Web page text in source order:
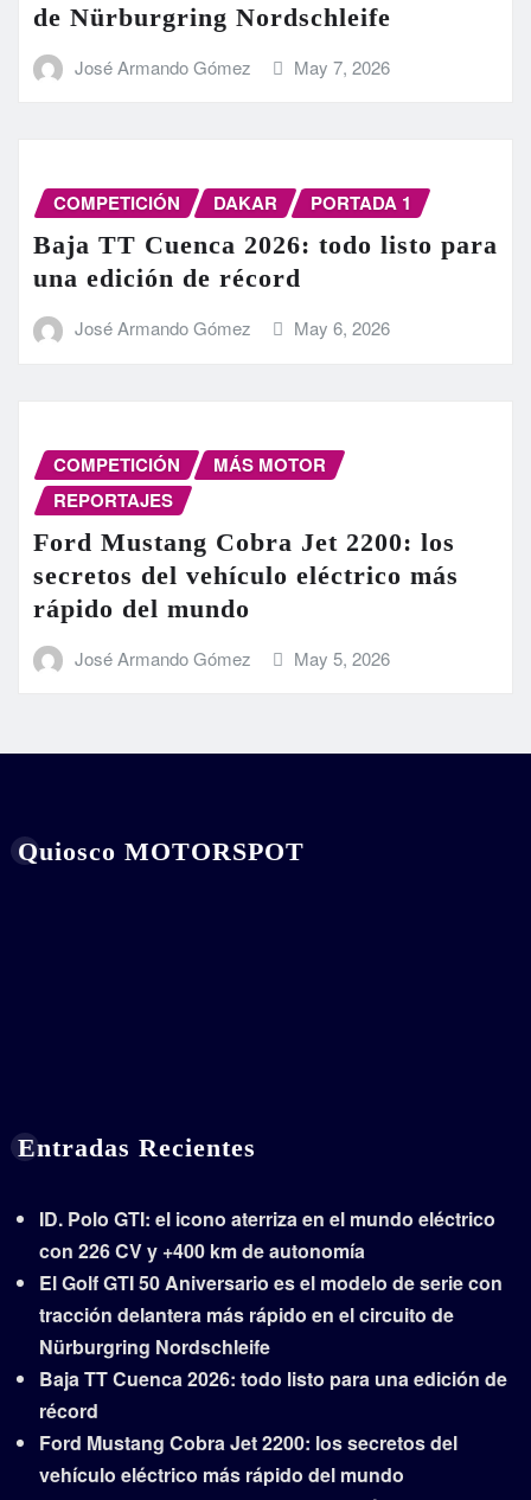
de Nürburgring Nordschleife
José Armando Gómez May 7, 2026
COMPETICIÓN DAKAR PORTADA 1
Baja TT Cuenca 2026: todo listo para
una edición de récord
José Armando Gómez May 6, 2026
COMPETICIÓN
MÁS MOTOR
REPORTAJES
Ford Mustang Cobra Jet 2200: los
secretos del vehículo eléctrico más
rápido del mundo
José Armando Gómez May 5, 2026
Quiosco MOTORSPOT
Entradas Recientes
ID. Polo GTI: el icono aterriza en el mundo eléctrico
con 226 CV y +400 km de autonomía
El Golf GTI 50 Aniversario es el modelo de serie con
tracción delantera más rápido en el circuito de
Nürburgring Nordschleife
Baja TT Cuenca 2026: todo listo para una edición de
récord
Ford Mustang Cobra Jet 2200: los secretos del
vehículo eléctrico más rápido del mundo